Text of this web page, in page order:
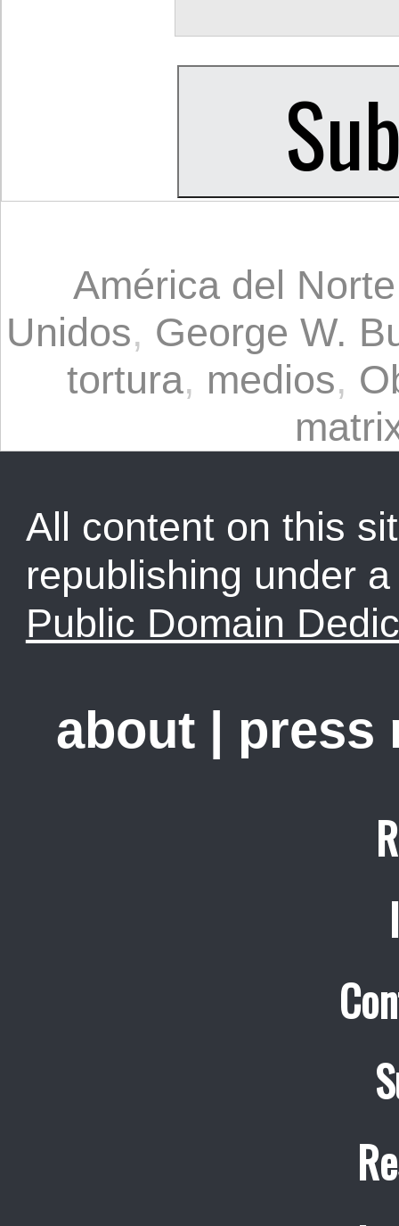
América del Norte
Unidos, George W.
tortura, medios,
All content on this
republishing under
Public Domain
about | press